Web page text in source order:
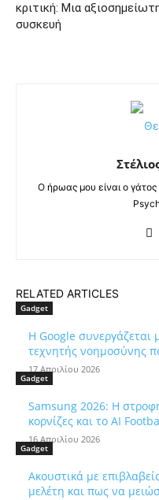
κριτική: Μια
συσκευή
Ο ήρωας μου είναι ο
RELATED ARTICLES
Gadget
Η Google συνεργάζεται
τεχνητής νοημοσύνης
17 Απριλίου 2026
Gadget
Samsung 2026: Η
κορνίζες και το AI
16 Απριλίου 2026
Gadget
Ακουστικά με
μελέτη και πως να